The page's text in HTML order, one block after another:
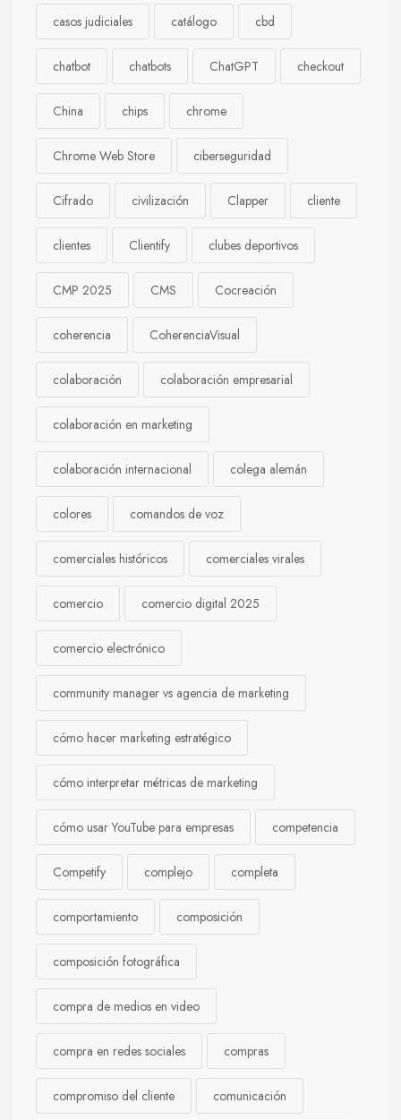
casos judiciales catálogo cbd
chatbot chatbots ChatGPT checkout
China chips chrome
Chrome Web Store ciberseguridad
Cifrado civilización Clapper cliente
clientes Clientify clubes deportivos
CMP 2025 CMS Cocreación
coherencia CoherenciaVisual
colaboración colaboración empresarial
colaboración en marketing
colaboración internacional colega alemán
colores comandos de voz
comerciales históricos comerciales virales
comercio comercio digital 2025
comercio electrónico
community manager vs agencia de marketing
cómo hacer marketing estratégico
cómo interpretar métricas de marketing
cómo usar YouTube para empresas competencia
Competify complejo completa
comportamiento composición
composición fotográfica
compra de medios en video
compra en redes sociales compras
compromiso del cliente comunicación